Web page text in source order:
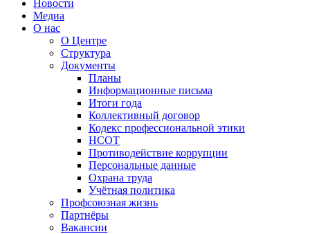
Новости
Медиа
О нас
О Центре
Структура
Документы
Планы
Информационные письма
Итоги года
Коллективный договор
Кодекс профессиональной этики
НСОТ
Противодействие коррупции
Персональные данные
Охрана труда
Учётная политика
Профсоюзная жизнь
Партнёры
Вакансии